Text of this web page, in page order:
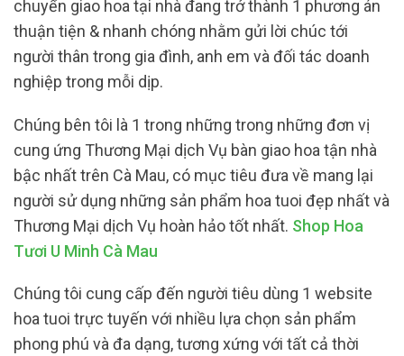
chuyển giao hoa tại nhà đang trở thành 1 phương án
thuận tiện & nhanh chóng nhằm gửi lời chúc tới
người thân trong gia đình, anh em và đối tác doanh
nghiệp trong mỗi dịp.
Chúng bên tôi là 1 trong những trong những đơn vị
cung ứng Thương Mại dịch Vụ bàn giao hoa tận nhà
bậc nhất trên Cà Mau, có mục tiêu đưa về mang lại
người sử dụng những sản phẩm hoa tuoi đẹp nhất và
Thương Mại dịch Vụ hoàn hảo tốt nhất. Shop Hoa
Tươi U Minh Cà Mau
Chúng tôi cung cấp đến người tiêu dùng 1 website
hoa tuoi trực tuyến với nhiều lựa chọn sản phẩm
phong phú và đa dạng, tương xứng với tất cả thời